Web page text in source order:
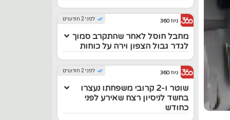
לפני 2 חודשים ניוז 360
מחבל חוסל לאחר שהתקרב סמוך
לגדר גבול הצפון וירה על כוחות
לפני 2 חודשים ניוז 360
שוטר ו-2 קרובי משפחתו נעצרו
בחשד לניסיון רצח שאירע לפני
כחודש